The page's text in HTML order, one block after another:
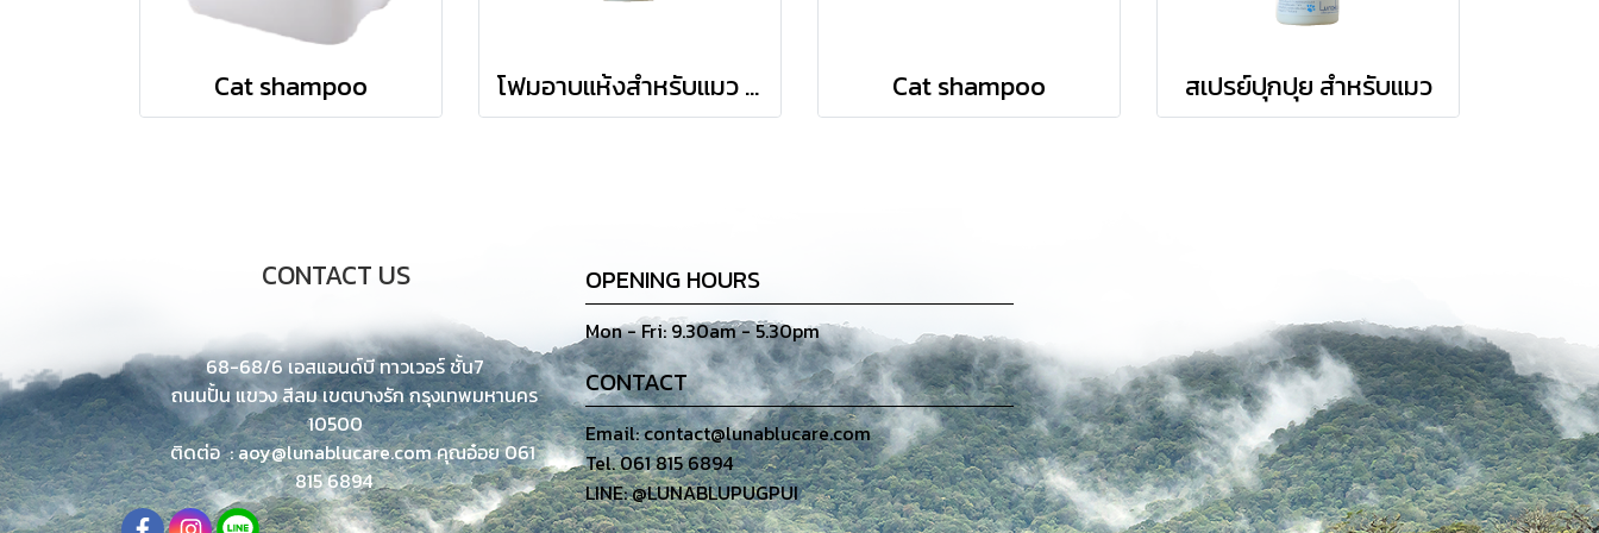
Cat shampoo โฟมอาบแห้งสำหรับแมว Cat Foam Cat shampoo สเปรย์ปุกปุย สำหรับแมว
CONTACT US
68-68/6 เอสแอนด์บี ทาวเวอร์ ชั้น7
ถนนปั้น แขวง สีลมเขตบางรัก กรุงเทพมหานคร
10500
ติดต่อ : aoy@lunablucare.com คุณอ๋อย 061
815 6894
OPENING HOURS
Mon - Fri: 9.30am - 5.30pm
CONTACT
Email: contact@lunablucare.com
Tel. 061 815 6894
LINE: @LUNABLUPUGPUI